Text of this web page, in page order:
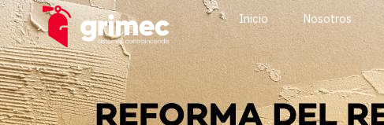
Inicio Nosotros